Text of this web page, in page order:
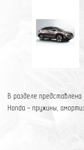
В разделе
Honda - пружины,